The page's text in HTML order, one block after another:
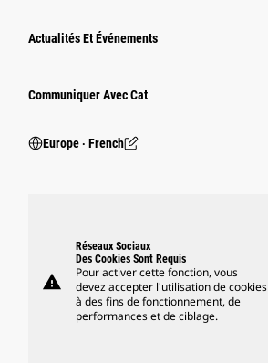
Actualités Et Événements
Communiquer Avec Cat
Europe ‧ French
warning
Réseaux Sociaux
Des Cookies Sont Requis
Pour activer cette fonction, vous
devez accepter l'utilisation de cookies
à des fins de fonctionnement, de
performances et de ciblage.